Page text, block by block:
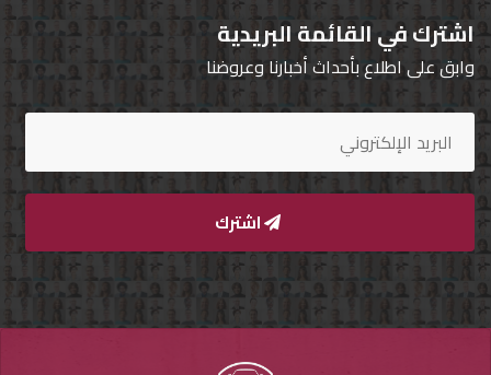
English
مستثمري
السيارات
الماركات
مطلوب
اشترك في القائمة البريدية
وابق على اطلاع بأحداث أخبارنا وعروضنا
اشترك